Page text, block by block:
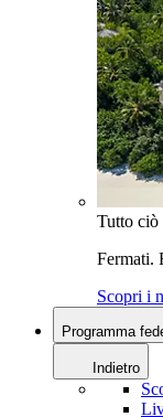
Tutto ciò
Fermati.
Scopri i
Programma
Indietro